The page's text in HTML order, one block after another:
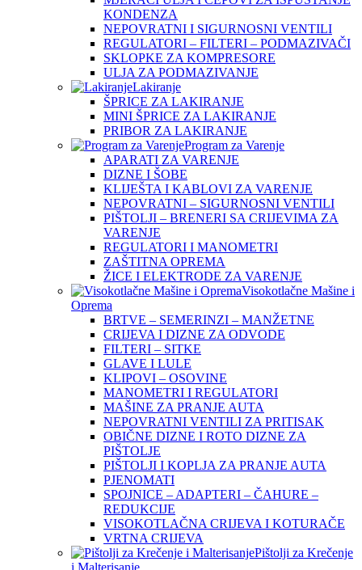
KONDENZA
NEPOVRATNI I SIGURNOSNI VENTILI
REGULATORI – FILTERI – PODMAZIVAČI
SKLOPKE ZA KOMPRESORE
ULJA ZA PODMAZIVANJE
Lakiranje
ŠPRICE ZA LAKIRANJE
MINI ŠPRICE ZA LAKIRANJE
PRIBOR ZA LAKIRANJE
Program za Varenje
APARATI ZA VARENJE
DIZNE I ŠOBE
KLIJEŠTA I KABLOVI ZA VARENJE
NEPOVRATNI – SIGURNOSNI VENTILI
PIŠTOLJI – BRENERI SA CRIJEVIMA ZA
VARENJE
REGULATORI I MANOMETRI
ZAŠTITNA OPREMA
ŽICE I ELEKTRODE ZA VARENJE
Visokotlačne Mašine i
Oprema
BRTVE – SEMERINZI – MANŽETNE
CRIJEVA I DIZNE ZA ODVODE
FILTERI – SITKE
GLAVE I LULE
KLIPOVI – OSOVINE
MANOMETRI I REGULATORI
MAŠINE ZA PRANJE AUTA
NEPOVRATNI VENTILI ZA PRITISAK
OBIČNE DIZNE I ROTO DIZNE ZA
PIŠTOLJE
PIŠTOLJI I KOPLJA ZA PRANJE AUTA
PJENOMATI
SPOJNICE – ADAPTERI – ČAHURE –
REDUKCIJE
VISOKOTLAČNA CRIJEVA I KOTURAČE
VRTNA CRIJEVA
Pištolji za Krečenje
i Malterisanje